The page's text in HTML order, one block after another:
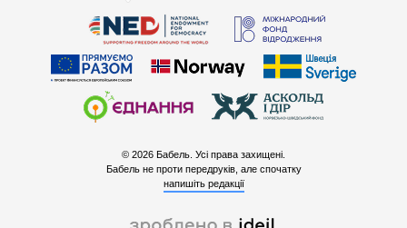
© 2026 Бабель. Усі права захищені.
Бабель не проти передруків, але спочатку
напишіть редакції